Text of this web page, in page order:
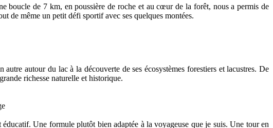
boucle de 7 km, en poussière de roche et au cœur de la forêt, nous a permis de
de même un petit défi sportif avec ses quelques montées.
autour du lac à la découverte de ses écosystèmes forestiers et lacustres. De
richesse naturelle et historique.
Une formule plutôt bien adaptée à la voyageuse que je suis. Une tour en